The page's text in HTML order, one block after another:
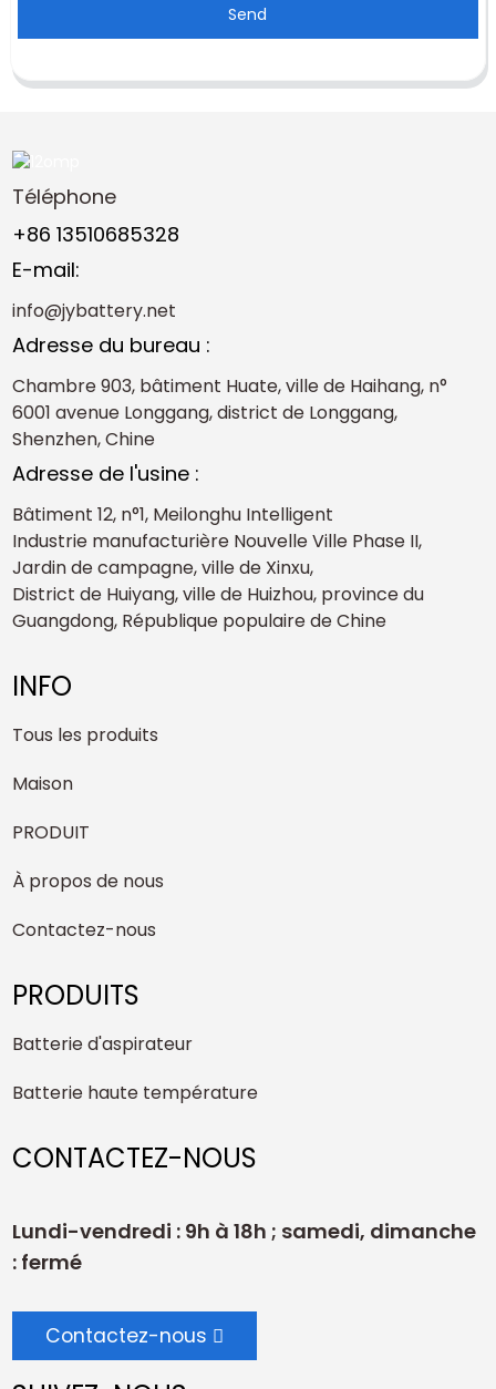
Send
Téléphone
+86 13510685328
E-mail:
info@jybattery.net
Adresse du bureau :
Chambre 903, bâtiment Huate, ville de Haihang, n°
6001 avenue Longgang, district de Longgang,
Shenzhen, Chine
Adresse de l'usine :
Bâtiment 12, n°1, Meilonghu Intelligent
Industrie manufacturière Nouvelle Ville Phase II,
Jardin de campagne, ville de Xinxu,
District de Huiyang, ville de Huizhou, province du
Guangdong, République populaire de Chine
INFO
Tous les produits
Maison
PRODUIT
À propos de nous
Contactez-nous
PRODUITS
Batterie d'aspirateur
Batterie haute température
CONTACTEZ-NOUS
Lundi-vendredi : 9h à 18h ; samedi, dimanche
: fermé
Contactez-nous